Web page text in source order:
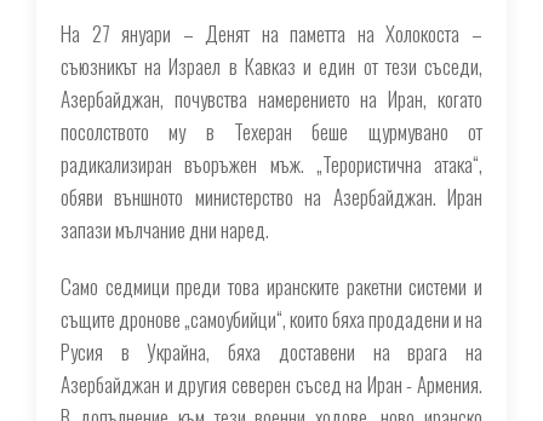
На 27 януари – Денят на паметта на Холокоста –
съюзникът на Израел в Кавказ и един от тези съседи,
Азербайджан, почувства намерението на Иран, когато
посолството му в Техеран беше щурмувано от
радикализиран въоръжен мъж. „Терористична атака“,
обяви външното министерство на Азербайджан. Иран
запази мълчание дни наред.
Само седмици преди това иранските ракетни системи и
същите дронове „самоубийци“, които бяха продадени и на
Русия в Украйна, бяха доставени на врага на
Азербайджан и другия северен съсед на Иран - Армения.